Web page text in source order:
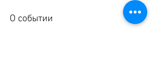
О событии